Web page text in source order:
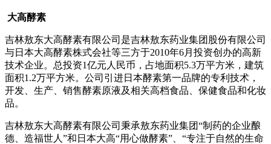
大高酵素
吉林敖东大高酵素有限公司是吉林敖东药业集团股份有限公司
与日本大高酵素株式会社等三方于2010年6月投资创办的高新
技术企业。总投资1亿元人民币，占地面积5.3万平方米，建筑
面积1.2万平方米。公司引进日本酵素第一品牌的专利技术，
开发、生产、销售酵素原液及相关高档食品、保健食品和化妆
品。
吉林敖东大高酵素有限公司秉承敖东药业集团“制药的企业酿
德、造福世人”和日本大高“用心做酵素”、“专注于自然的生命